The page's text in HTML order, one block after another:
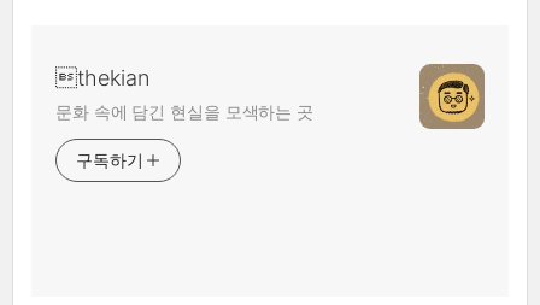
thekian
문화 속에 담긴 현실을 모색하는 곳
구독하기